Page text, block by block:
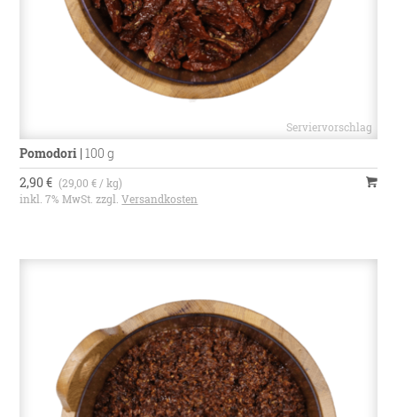
Pomodori |100 g
2,90 € (29,00 € / kg)
inkl. 7% MwSt. zzgl.Versandkosten